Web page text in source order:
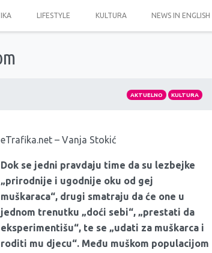
LIFESTYLE KULTURA NEWS IN ENGLISH
AKTUELNO KULTURA
eTrafika.net – Vanja Stokić
Dok se jedni pravdaju time da su lezbejke
„prirodnije i ugodnije oku od gej
muškaraca“, drugi smatraju da će one u
jednom trenutku „doći sebi“, „prestati da
eksperimentišu“, te se „udati za muškarca i
roditi mu djecu“. Među muškom populacijom